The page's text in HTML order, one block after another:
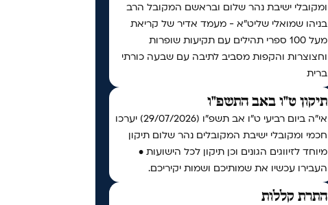
ומקובלי ישיבת נהר שלום ובראשם המקובל הרב
בניהו שמואלי שליט״א - מעמד אדיר של קריאת
מעל 100 ספרי תהילים עם תקיעות שופרות
וחצוצרות והקפות מסביב לתיבה עם שבעה כורתי
ברית
תיקון ט"ו באב התשפ"ו
אי"ה ביום רביעי ט״ו אב תשפ״ו (29/07/2026) יערכו
חכמי ומקובלי ישיבת המקובלים נהר שלום תיקון
מיוחד לזיווגים הגונים וכן תיקון לכל הישועות •
העבירו עכשיו את שמותיכם ושמות יקיריכם.
התרת קללות